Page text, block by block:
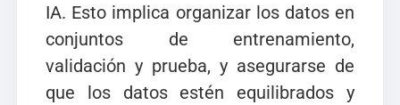
IA. Esto implica organizar los datos en
conjuntos de entrenamiento,
validación y prueba, y asegurarse de
que los datos estén equilibrados y